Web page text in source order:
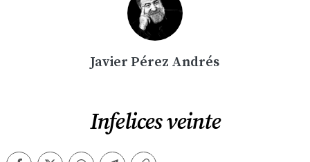
Javier Pérez Andrés
Infelices veinte